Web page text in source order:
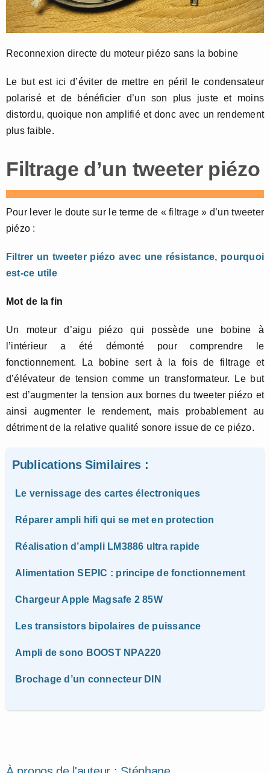
Reconnexion directe du moteur piézo sans la bobine
Le but est ici d’éviter de mettre en péril le condensateur
polarisé et de bénéficier d’un son plus juste et moins
distordu, quoique non amplifié et donc avec un rendement
plus faible.
Filtrage d’un tweeter piézo
Pour lever le doute sur le terme de « filtrage » d’un tweeter
piézo :
Filtrer un tweeter piézo avec une résistance, pourquoi
est-ce utile
Mot de la fin
Un moteur d’aigu piézo qui possède une bobine à
l’intérieur a été démonté pour comprendre le
fonctionnement. La bobine sert à la fois de filtrage et
d’élévateur de tension comme un transformateur. Le but
est d’augmenter la tension aux bornes du tweeter piézo et
ainsi augmenter le rendement, mais probablement au
détriment de la relative qualité sonore issue de ce piézo.
Publications Similaires :
Le vernissage des cartes électroniques
Réparer ampli hifi qui se met en protection
Réalisation d’ampli LM3886 ultra rapide
Alimentation SEPIC : principe de fonctionnement
Chargeur Apple Magsafe 2 85W
Les transistors bipolaires de puissance
Ampli de sono BOOST NPA220
Brochage d’un connecteur DIN